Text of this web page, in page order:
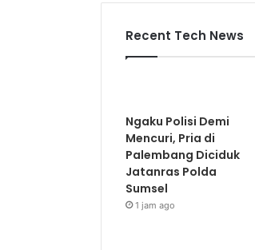
Recent Tech News
Ngaku Polisi Demi
Mencuri, Pria di
Palembang Diciduk
Jatanras Polda
Sumsel
1 jam ago